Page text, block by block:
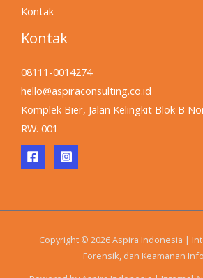
Kontak
Kontak
08111-0014274
hello@aspiraconsulting.co.id
Komplek Bier, Jalan Kelingkit Blok B
RW. 001
Copyright © 2026 Aspira Indonesia |
Forensik, dan Keamanan